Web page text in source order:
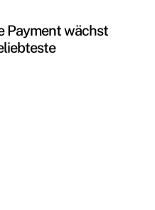
Payment wächst